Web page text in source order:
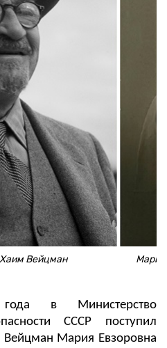
Вейцман Мария
в Министерство
СССР поступил
Вейцман Мария Евзоровна